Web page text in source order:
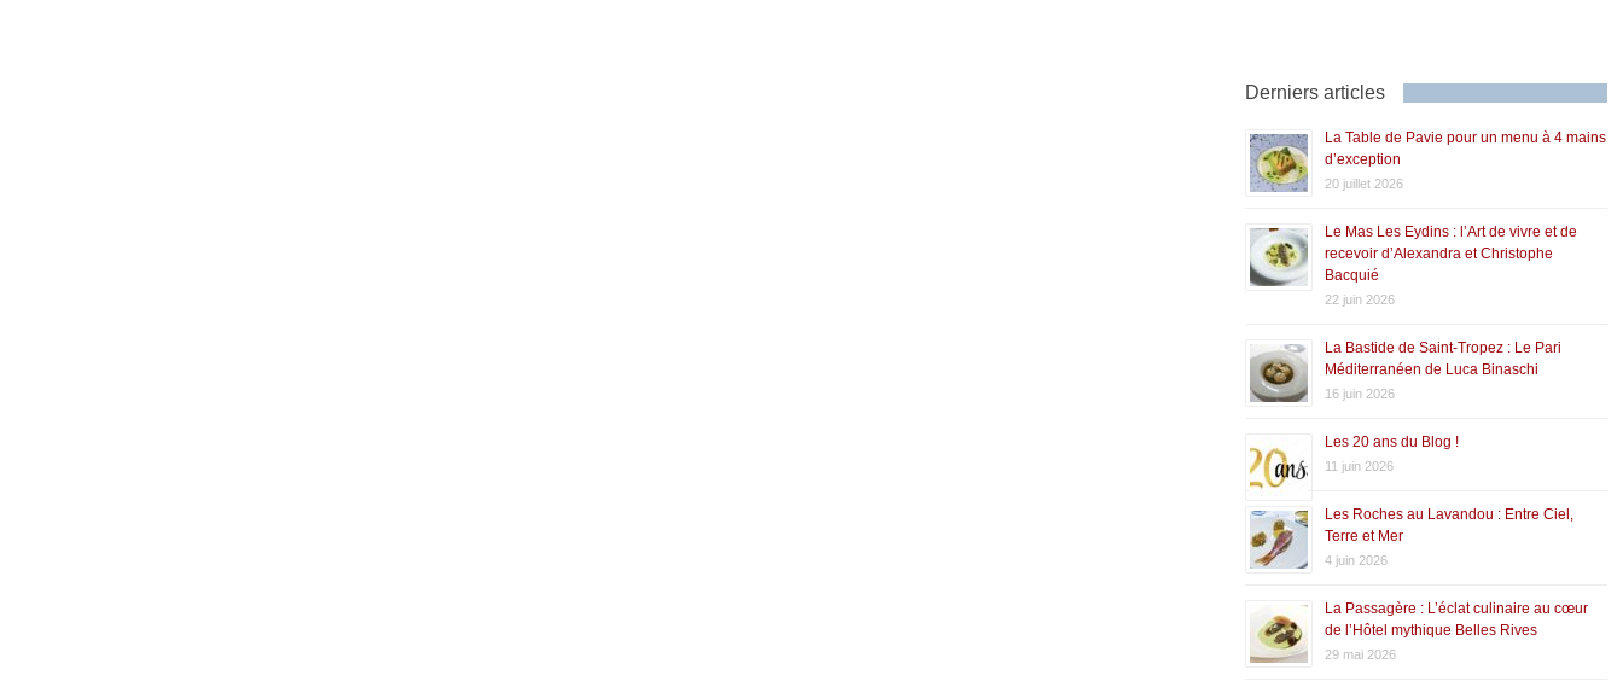
Derniers articles
La Table de Pavie pour un menu à 4 mains
d’exception
20 juillet 2026
Le Mas Les Eydins : l’Art de vivre et de
recevoir d’Alexandra et Christophe
Bacquié
22 juin 2026
La Bastide de Saint-Tropez : Le Pari
Méditerranéen de Luca Binaschi
16 juin 2026
Les 20 ans du Blog !
11 juin 2026
Les Roches au Lavandou : Entre Ciel,
Terre et Mer
4 juin 2026
La Passagère : L’éclat culinaire au cœur
de l’Hôtel mythique Belles Rives
29 mai 2026